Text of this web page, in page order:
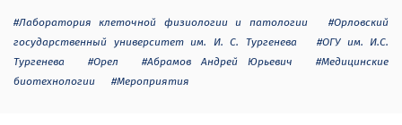
#Лаборатория клеточной физиологии и патологии
#Орловский
государственный университет им. И. С. Тургенева
#ОГУ им. И.С.
Тургенева
#Орел #Абрамов Андрей Юрьевич
#Медицинские
биотехнологии
#Мероприятия